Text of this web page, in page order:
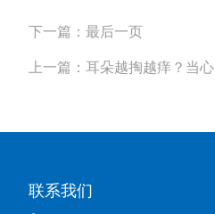
下一篇：最后一页
上一篇：耳朵越掏越痒？当
联系我们